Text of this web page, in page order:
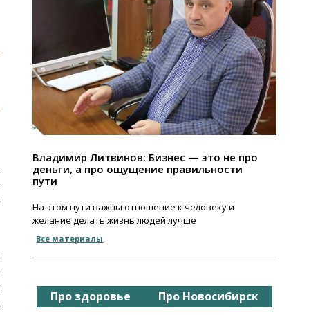
Владимир Литвинов: Бизнес — это не про
деньги, а про ощущение правильности
пути
На этом пути важны отношение к человеку и
желание делать жизнь людей лучше
Все материалы
Про здоровье Про Новосибирск